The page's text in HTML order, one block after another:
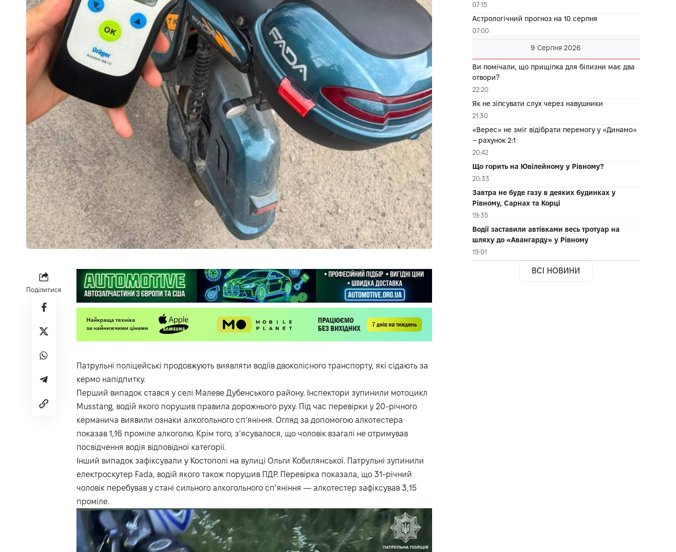
Поділитися
Патрульні поліцейські продовжують виявляти водіїв двоколісного транспорту, які сідають за
кермо напідпитку.
Перший випадок стався у селі Малеве Дубенського району. Інспектори зупинили мотоцикл
Musstang, водій якого порушив правила дорожнього руху. Під час перевірки у 20-річного
керманича виявили ознаки алкогольного сп’яніння. Огляд за допомогою алкотестера
показав 1,16 проміле алкоголю. Крім того, з’ясувалося, що чоловік взагалі не отримував
посвідчення водія відповідної категорії.
Інший випадок зафіксували у Костополі на вулиці Ольги Кобилянської. Патрульні зупинили
електроскутер Fada, водій якого також порушив ПДР. Перевірка показала, що 31-річний
чоловік перебував у стані сильного алкогольного сп’яніння — алкотестер зафіксував 3,15
проміле.
07:15
Астрологічний прогноз на 10 серпня
07:00
9 Серпня 2026
Ви помічали, що прищіпка для білизни має два
отвори?
22:20
Як не зіпсувати слух через навушники
21:30
«Верес» не зміг відібрати перемогу у «Динамо»
– рахунок 2:1
20:42
Що горить на Ювілейному у Рівному?
20:33
Завтра не буде газу в деяких будинках у
Рівному, Сарнах та Корці
19:35
Водії заставили автівками весь тротуар на
шляху до «Авангарду» у Рівному
19:01
ВСІ НОВИНИ